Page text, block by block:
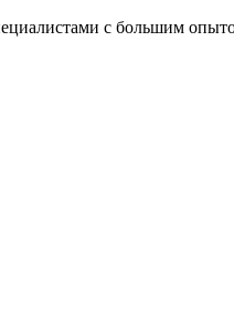
с большим